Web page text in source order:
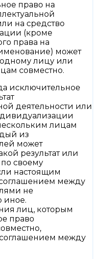
право на
на средство
(кроме
права на
может
лицу или
совместно.
исключительное
деятельности или
лицам
из
может
результат или
по своему
настоящим
между
не
иное.
лиц, которым
право
между